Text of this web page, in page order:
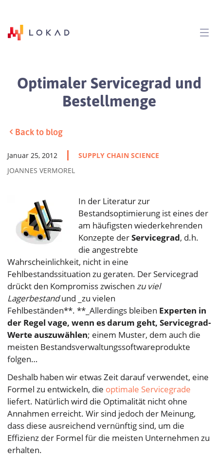
Optimaler Servicegrad und
Bestellmenge
Back to blog
Januar 25, 2012
SUPPLY CHAIN SCIENCE
JOANNES VERMOREL
In der Literatur zur
Bestandsoptimierung ist eines der
am häufigsten wiederkehrenden
Konzepte derServicegrad, d.h.
die angestrebte
Wahrscheinlichkeit, nicht in eine
Fehlbestandssituation zu geraten. Der Servicegrad
drückt den Kompromiss zwischen zu viel
Lagerbestandund _zu vielen
Fehlbeständen**. **_Allerdings bleiben Experten in
der Regel vage, wenn es darum geht, Servicegrad-
Werte auszuwählen; einem Muster, dem auch die
meisten Bestandsverwaltungssoftwareprodukte
folgen…
Deshalb haben wir etwas Zeit darauf verwendet, eine
Formel zu entwickeln, die optimale Servicegrade
liefert. Natürlich wird die Optimalität nicht ohne
Annahmen erreicht. Wir sind jedoch der Meinung,
dass diese ausreichend vernünftig sind, um die
Effizienz der Formel für die meisten Unternehmen zu
erhalten.